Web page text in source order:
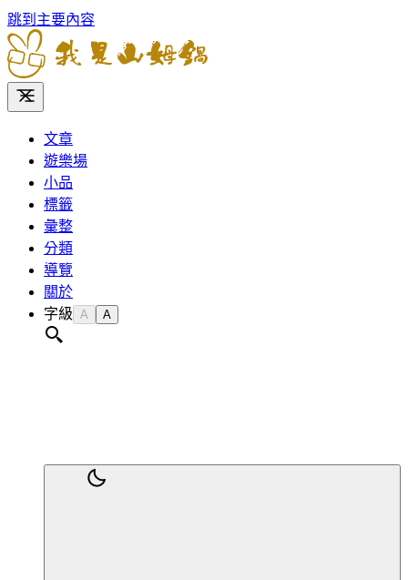
跳到主要內容
文章
遊樂場
小品
標籤
彙整
分類
導覽
關於
字級 A A